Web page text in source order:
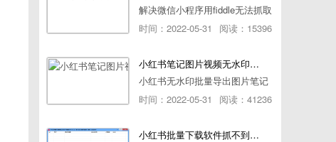
解决微信小程序用fiddle无法抓取
时间：2022-05-31
阅读：15396
小红书笔记图片视频无水印批量下载软件使用教程
小红书无水印批量导出图片笔记
时间：2022-05-31
阅读：41236
小红书批量下载软件抓不到authorId如何解决